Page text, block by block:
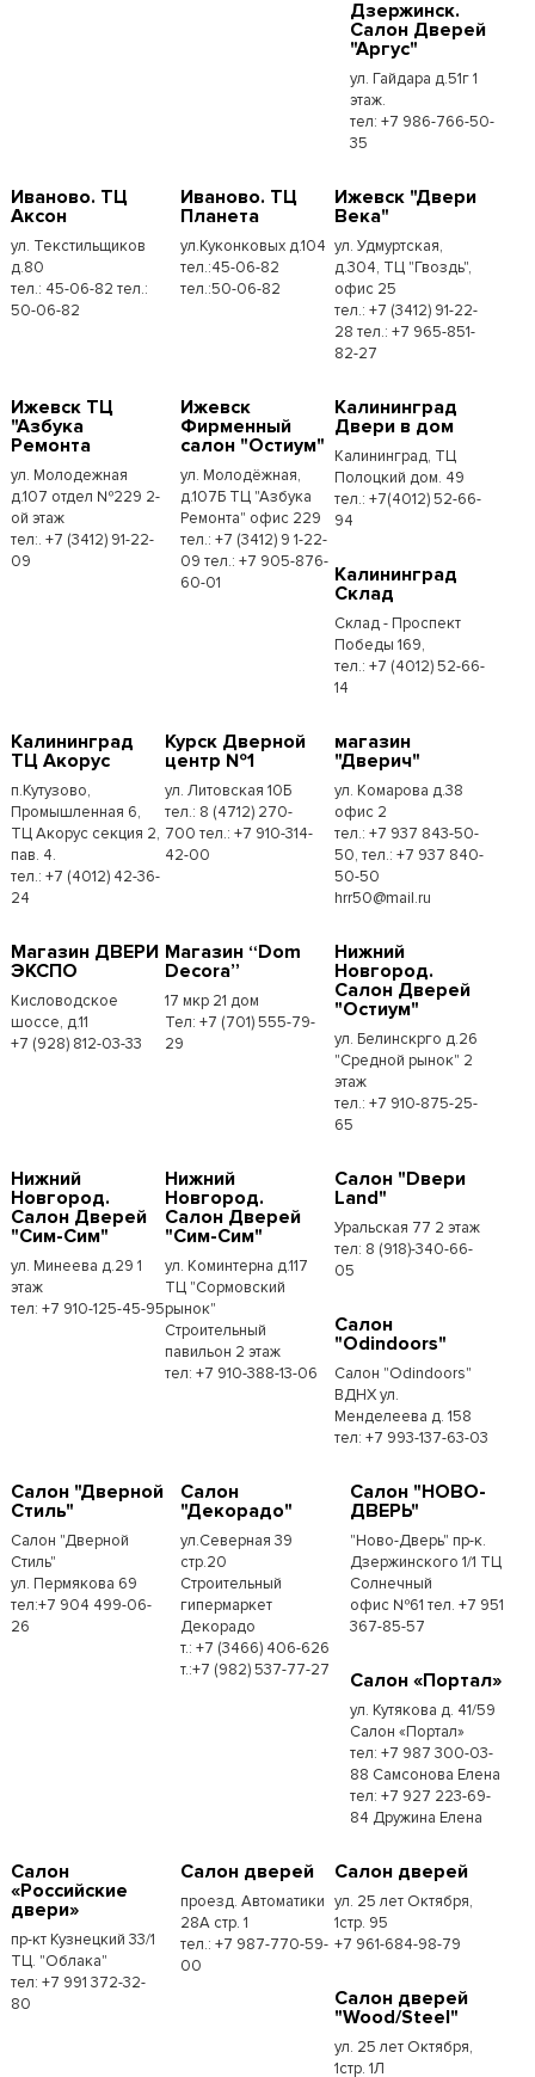
Дзержинск.
Салон Дверей
"Аргус"
ул. Гайдара д.51г 1
этаж.
тел: +7 986-766-50-
35
Иваново. ТЦ
Аксон
ул. Текстильщиков
д.80
тел.: 45-06-82 тел.:
50-06-82
Иваново. ТЦ
Планета
ул.Куконковых д.104
тел.:45-06-82
тел.:50-06-82
Ижевск "Двери
Века"
ул. Удмуртская,
д.304, ТЦ "Гвоздь",
офис 25
тел.: +7 (3412) 91-22-
28 тел.: +7 965-851-
82-27
Ижевск ТЦ
"Азбука
Ремонта
ул. Молодежная
д.107 отдел №229 2-
ой этаж
тел:. +7 (3412) 91-22-
09
Ижевск
Фирменный
салон "Остиум"
ул. Молодёжная,
д.107Б ТЦ "Азбука
Ремонта" офис 229
тел.: +7 (3412) 9 1-22-
09 тел.: +7 905-876-
60-01
Калининград
Двери в дом
Калининград, ТЦ
Полоцкий дом. 49
тел.: +7(4012) 52-66-
94
Калининград
Склад
Склад - Проспект
Победы 169,
тел.:​ +7 (4012) 52-66-
14
Калининград
ТЦ Акорус
п.Кутузово,
Промышленная 6,
ТЦ Акорус секция 2,
пав. 4.
тел.: +7 (4012) 42-36-
24
Курск Дверной
центр №1
ул. Литовская 10Б
тел.: 8 (4712) 270-
700 тел.: +7 910-314-
42-00
магазин
"Дверич"
ул. Комарова д.38
офис 2
тел.: +7 937 843-50-
50, тел.: +7 937 840-
50-50
hrr50@mail.ru
Магазин ДВЕРИ
ЭКСПО
Кисловодское
шоссе, д.11
+7 (928) 812-03-33
Магазин “Dom
Decora”
17 мкр 21 дом
Тел: +7 (701) 555-79-
29
Нижний
Новгород.
Салон Дверей
"Остиум"
ул. Белинскрго д.26
"Средной рынок" 2
этаж
тел.: +7 910-875-25-
65
Нижний
Новгород.
Салон Дверей
"Сим-Сим"
ул. Минеева д.29 1
этаж
тел: +7 910-125-45-95
Нижний
Новгород.
Салон Дверей
"Сим-Сим"
ул. Коминтерна д.117
ТЦ "Сормовский
рынок"
Строительный
павильон 2 этаж
тел: +7 910-388-13-06
Салон "Dвери
Land"
Уральская 77 2 этаж
тел: 8 (918)-340-66-
05
Салон
"Odindoors"
Салон "Odindoors"
ВДНХ ул.
Менделеева д. 158
тел: +7 993-137-63-03
Салон "Дверной
Стиль"
Салон "Дверной
Стиль"
ул. Пермякова 69
тел:+7 904 499-06-
26
Салон
"Декорадо"
ул.Северная 39
стр.20
Строительный
гипермаркет
Декорадо
т.: +7 (3466) 406-626
т.:+7 (982) 537-77-27
Салон "НОВО-
ДВЕРЬ"
"Ново-Дверь" пр-к.
Дзержинского 1/1 ТЦ
Солнечный
офис №61 тел. +7 951
367-85-57
Салон «Портал»
ул. Кутякова д. 41/59
Салон «Портал»
тел: +7 987 300-03-
88 Самсонова Елена
тел: +7 927 223-69-
84 Дружина Елена
Салон
«Российские
двери»
пр-кт Кузнецкий 33/1
ТЦ. "Облака"
тел: +7 991 372-32-
80
Салон дверей
проезд. Автоматики
28А стр. 1
тел.: +7 987-770-59-
00
Салон дверей
ул. 25 лет Октября,
1стр. 95
+7 961-684-98-79
Салон дверей
"Wood/Steel"
ул. 25 лет Октября,
1стр. 1Л